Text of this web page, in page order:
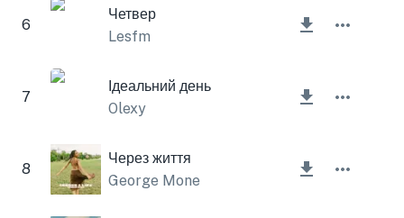
6
Четвер
Lesfm
7
Ідеальний день
Olexy
8
Через життя
George Mone